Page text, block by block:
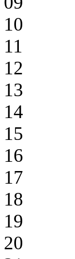
10
11
12
13
14
15
16
17
18
19
20